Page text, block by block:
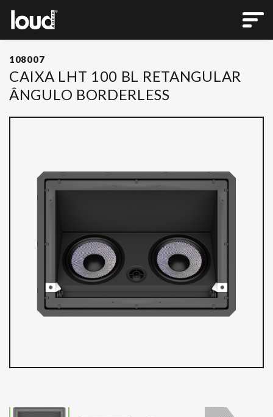
108007
CAIXA LHT 100 BL RETANGULAR
ÂNGULO BORDERLESS